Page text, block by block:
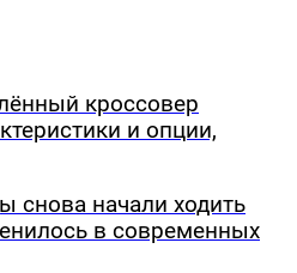
кроссовер
и опции,
снова начали ходить
в современных